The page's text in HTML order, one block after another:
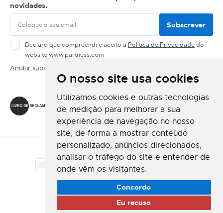
O nosso site usa cookies
Utilizamos cookies e outras tecnologias
de medição para melhorar a sua
experiência de navegação no nosso
site, de forma a mostrar conteúdo
personalizado, anúncios direcionados,
analisar o tráfego do site e entender de
onde vêm os visitantes.
Concordo
Eu recuso
novidades.
Subscrever
Declaro que compreendi e aceito a Política de Privacidadedo
website www.partness.com
Anular subscrição
Método de Pagamento
Método de Envio